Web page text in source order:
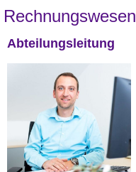
Rechnungswesen
Abteilungsleitung